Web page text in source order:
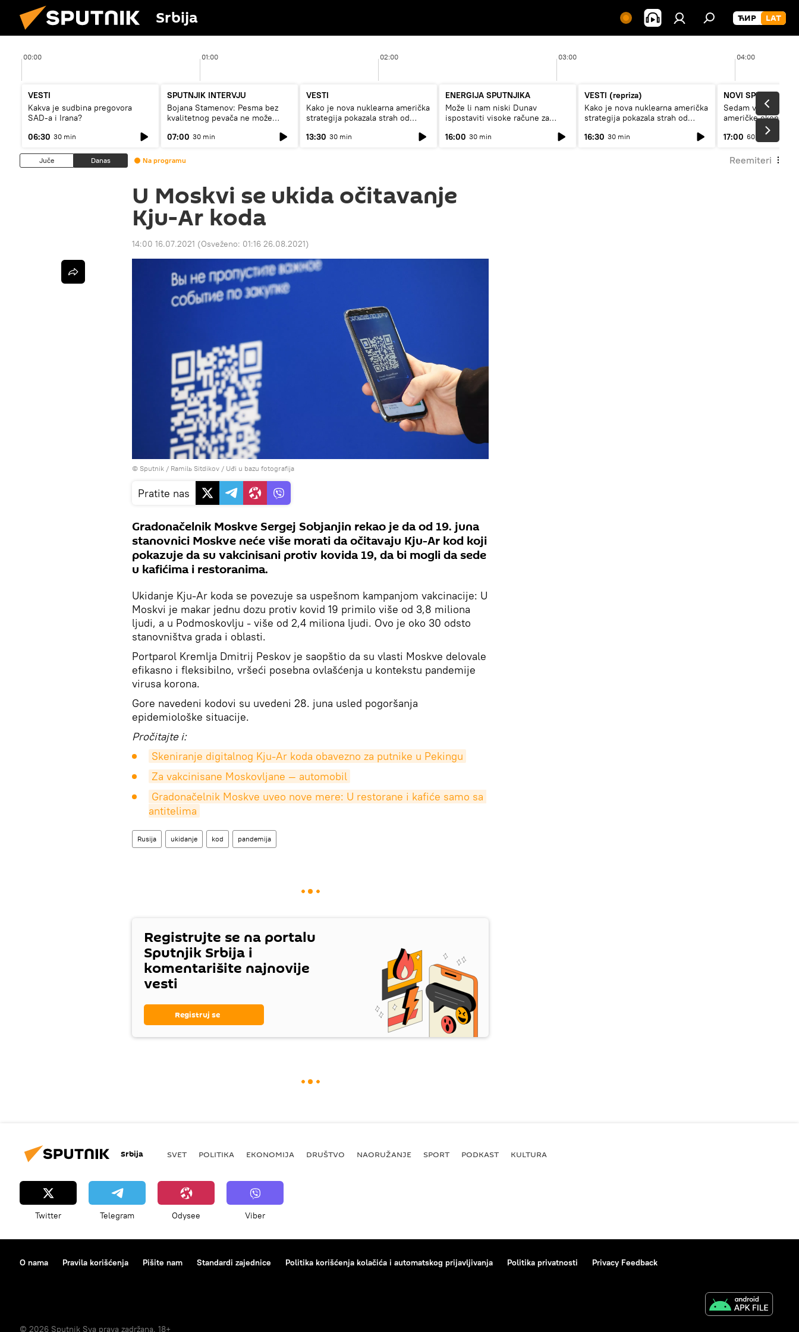
Srbija
00:00 01:00 02:00 03:00 04:00
VESTI
Kakva je sudbina pregovora
SAD-a i Irana?
06:30 30 min
SPUTNJIK INTERVJU
Bojana Stamenov: Pesma bez
kvalitetnog pevača ne može
07:00 30 min
VESTI
Kako je nova nuklearna američka
strategija pokazala strah od
13:30 30 min
ENERGIJA SPUTNJIKA
Može li nam niski Dunav
ispostaviti visoke račune za
16:00 30 min
VESTI (repriza)
Kako je nova nuklearna američka
strategija pokazala strah od
16:30 30 min
NOVI SPUTNJIK
Sedam
američke
17:00 60 min
Juče Danas Na programu Reemiteri
U Moskvi se ukida očitavanje
Kju-Ar koda
14:00 16.07.2021 (Osveženo: 01:16 26.08.2021)
© Sputnik / Ramilь Sitdikov / Uđi u bazu fotografija
Pratite nas
Gradonačelnik Moskve Sergej Sobjanjin rekao je da od 19. juna
stanovnici Moskve neće više morati da očitavaju Kju-Ar kod koji
pokazuje da su vakcinisani protiv kovida 19, da bi mogli da sede
u kafićima i restoranima.
Ukidanje Kju-Ar koda se povezuje sa uspešnom kampanjom vakcinacije: U
Moskvi je makar jednu dozu protiv kovid 19 primilo više od 3,8 miliona
ljudi, a u Podmoskovlju - više od 2,4 miliona ljudi. Ovo je oko 30 odsto
stanovništva grada i oblasti.
Portparol Kremlja Dmitrij Peskov je saopštio da su vlasti Moskve delovale
efikasno i fleksibilno, vršeći posebna ovlašćenja u kontekstu pandemije
virusa korona.
Gore navedeni kodovi su uvedeni 28. juna usled pogoršanja
epidemiološke situacije.
Pročitajte i:
Skeniranje digitalnog Kju-Ar koda obavezno za putnike u Pekingu
Za vakcinisane Moskovljane — automobil
Gradonačelnik Moskve uveo nove mere: U restorane i kafiće samo sa
antitelima
Rusija ukidanje kod pandemija
Registrujte se na portalu
Sputnjik Srbija i
komentarišite najnovije
vesti
Registruj se
Srbija SVET POLITIKA EKONOMIJA DRUŠTVO NAORUŽANJE SPORT PODKAST KULTURA
Twitter Telegram Odysee Viber
O nama Pravila korišćenja Pišite nam Standardi zajednice Politika korišćenja kolačića i automatskog prijavljivanja Politika privatnosti Privacy Feedback
© 2026 Sputnik Sva prava zadržana. 18+